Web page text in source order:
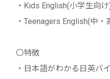
・Kids English(小学生向
・Teenagers English(中
〇特徴
・日本語がわかる日英バ